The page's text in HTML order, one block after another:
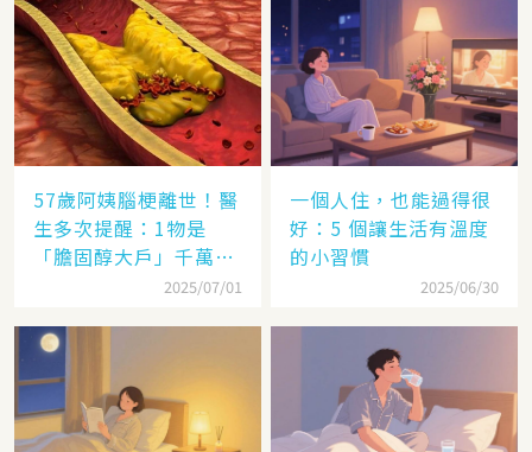
57歲阿姨腦梗離世！醫
生多次提醒：1物是
「膽固醇大戶」千萬別
多吃，後悔就晚了2025/07/01
一個人住，也能過得很
好：5 個讓生活有溫度
的小習慣
2025/06/30